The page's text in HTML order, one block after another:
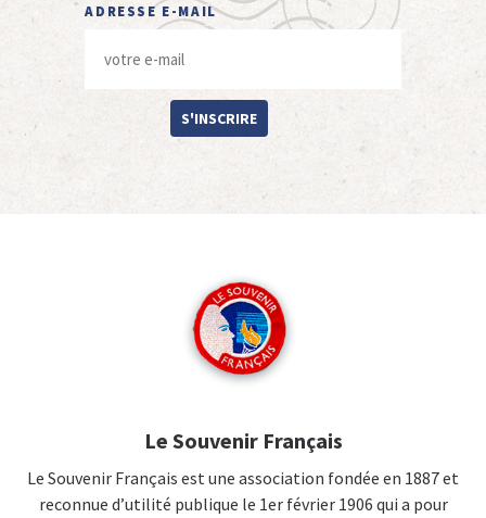
ADRESSE E-MAIL
S'INSCRIRE
Le Souvenir Français
Le Souvenir Français est une association fondée en 1887 et
reconnue d’utilité publique le 1er février 1906 qui a pour